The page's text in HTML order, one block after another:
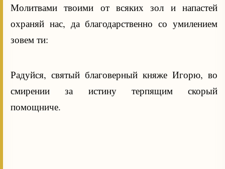
Молитвами твоими от всяких зол и напастей
охраняй нас, да благодарственно со умилением
зовем ти:
Радуйся, святый благоверный княже Игорю, во
смирении за истину терпящим скорый
помощниче.